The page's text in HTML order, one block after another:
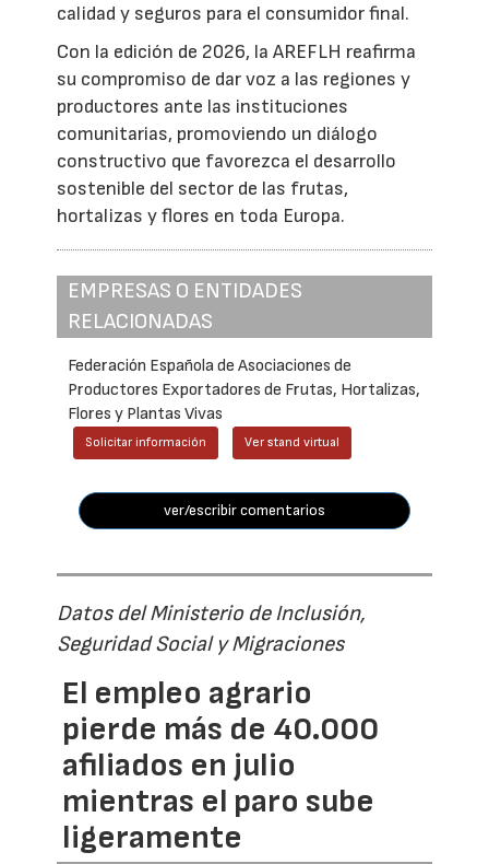
calidad y seguros para el consumidor final.
Con la edición de 2026, la AREFLH reafirma
su compromiso de dar voz a las regiones y
productores ante las instituciones
comunitarias, promoviendo un diálogo
constructivo que favorezca el desarrollo
sostenible del sector de las frutas,
hortalizas y flores en toda Europa.
EMPRESAS O ENTIDADES
RELACIONADAS
Federación Española de Asociaciones de
Productores Exportadores de Frutas, Hortalizas,
Flores y Plantas Vivas
Solicitar información Ver stand virtual
ver/escribir comentarios
Datos del Ministerio de Inclusión,
Seguridad Social y Migraciones
El empleo agrario
pierde más de 40.000
afiliados en julio
mientras el paro sube
ligeramente